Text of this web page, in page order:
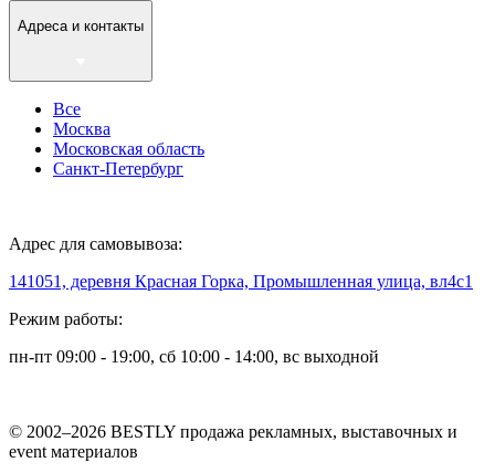
Адреса и контакты
Все
Москва
Московская область
Санкт-Петербург
Адрес для самовывоза:
141051, деревня Красная Горка, Промышленная улица, вл4с1
Режим работы:
пн-пт 09:00 - 19:00, сб 10:00 - 14:00, вс выходной
© 2002–2026 BESTLY продажа рекламных, выставочных и
event материалов